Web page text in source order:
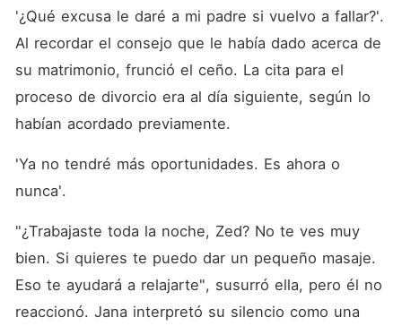
'¿Qué excusa le daré a mi padre si vuelvo a fallar?'.
Al recordar el consejo que le había dado acerca de
su matrimonio, frunció el ceño. La cita para el
proceso de divorcio era al día siguiente, según lo
habían acordado previamente.
'Ya no tendré más oportunidades. Es ahora o
nunca'.
"¿Trabajaste toda la noche, Zed? No te ves muy
bien. Si quieres te puedo dar un pequeño masaje.
Eso te ayudará a relajarte", susurró ella, pero él no
reaccionó. Jana interpretó su silencio como una